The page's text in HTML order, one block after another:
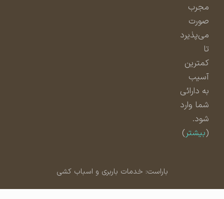
مجرب
صورت
می‌پذیرد
کمترین
آسیب
به دارائی
شما وارد
شود.
بیشتر)
باراست: خدمات باربری و اسباب کشی